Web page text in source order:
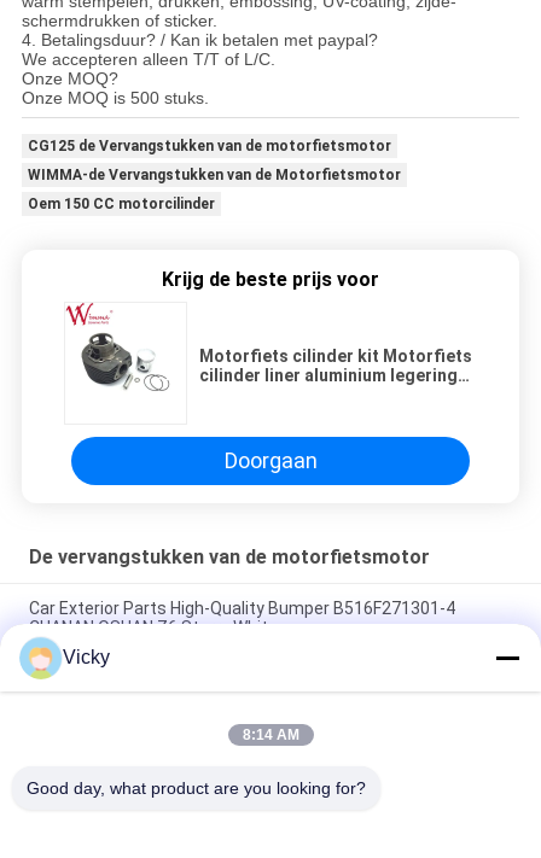
schermdrukken of sticker.
4. Betalingsduur? / Kan ik betalen met paypal?
We accepteren alleen T/T of L/C.
Onze MOQ?
Onze MOQ is 500 stuks.
CG125 de Vervangstukken van de motorfietsmotor
WIMMA-de Vervangstukken van de Motorfietsmotor
Oem 150 CC motorcilinder
Krijg de beste prijs voor
Motorfiets cilinder kit Motorfiets
cilinder liner aluminium legering
Doorgaan
De vervangstukken van de motorfietsmotor
Car Exterior Parts High-Quality Bumper B516F271301-4
CHANAN OSHAN​ Z6 Starry White
Startmotor Honda EX5 Motorfiets motor onderdelen
goedkoop groothandel met hoge prestaties
Motorfietsversteker voor CPR8EAIX-9 China Leveranciers
Vicky
8:14 AM
Good day, what product are you looking for?